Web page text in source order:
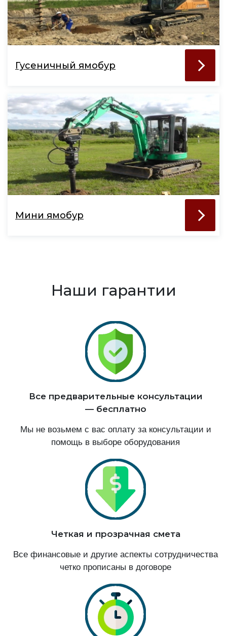
Гусеничный ямобур
Мини ямобур
Наши гарантии
Все предварительные консультации
— бесплатно
Мы не возьмем с вас оплату за консультации и
помощь в выборе оборудования
Четкая и прозрачная смета
Все финансовые и другие аспекты сотрудничества
четко прописаны в договоре